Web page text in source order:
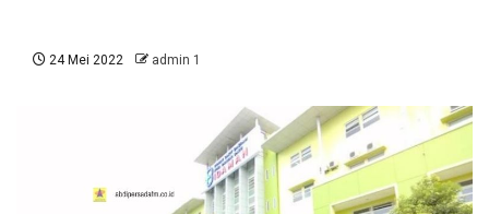
24 Mei 2022 admin 1